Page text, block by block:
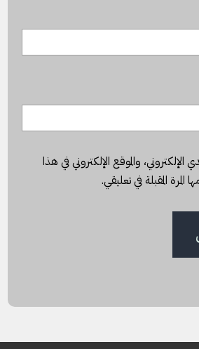
والموقع الإلكتروني في هذا
المرة المقبلة في تعليقي.